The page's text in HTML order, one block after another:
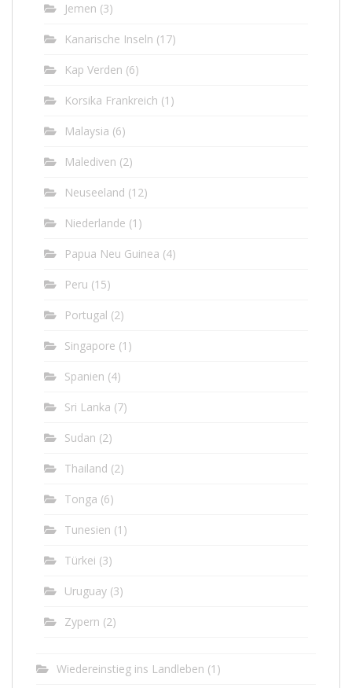
Jemen (3)
Kanarische Inseln (17)
Kap Verden (6)
Korsika Frankreich (1)
Malaysia (6)
Malediven (2)
Neuseeland (12)
Niederlande (1)
Papua Neu Guinea (4)
Peru (15)
Portugal (2)
Singapore (1)
Spanien (4)
Sri Lanka (7)
Sudan (2)
Thailand (2)
Tonga (6)
Tunesien (1)
Türkei (3)
Uruguay (3)
Zypern (2)
Wiedereinstieg ins Landleben (1)